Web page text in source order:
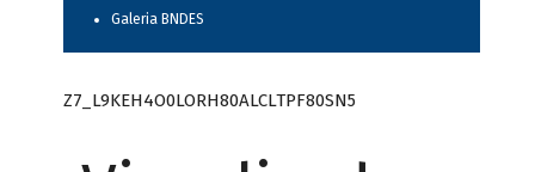
Galeria BNDES
Z7_L9KEH4O0LORH80ALCLTPF80SN5